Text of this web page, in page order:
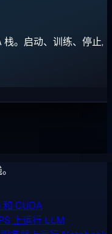
。启动、训练、停止,
CUDA
上运行 LLM